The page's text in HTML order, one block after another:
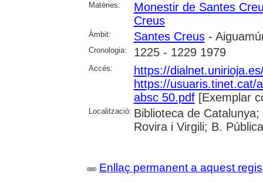
Matèries:
Monestir de Santes
Creus
Àmbit: Santes Creus-
Cronologia: 1225 - 1229 1979
Accés:
https://
https://usuaris.tinet.cat/
absc 50.pdf[Exemplar
Localització: Biblioteca de
Rovira i Virgili; B.
Enllaç permanent a aquest